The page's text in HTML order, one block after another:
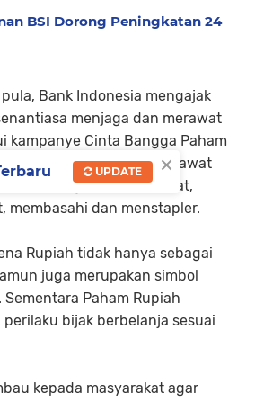
BSI Dorong Peningkatan 24
Bank Indonesia mengajak
menjaga dan merawat
kampanye Cinta Bangga Paham
diwujudkan dengan merawat
dengan tidak melipat,
membasahi dan menstapler.
Rupiah tidak hanya sebagai
juga merupakan simbol
Paham Rupiah
bijak berbelanja sesuai
kepada masyarakat agar
×
UPDATE